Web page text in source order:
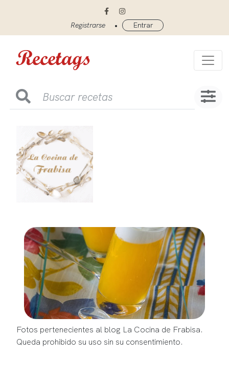
Registrarse • Entrar
Fotos pertenecientes al blog La Cocina de Frabisa.
Queda prohibido su uso sin su consentimiento.